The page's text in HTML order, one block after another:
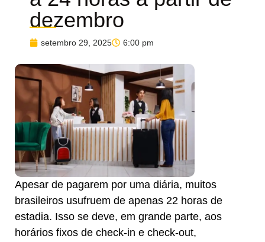
dezembro
setembro 29, 2025 6:00 pm
Apesar de pagarem por uma diária, muitos
brasileiros usufruem de apenas 22 horas de
estadia. Isso se deve, em grande parte, aos
horários fixos de check-in e check-out,